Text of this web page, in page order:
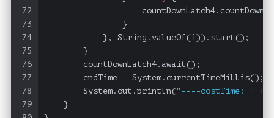
72
73
74
75
76
77
78
79
                }
            }, String.valueOf(i)).start();
        }
        countDownLatch4.await();
        endTime = System.currentTimeMillis();
        System.out.println(
"----costTime: " +
    }